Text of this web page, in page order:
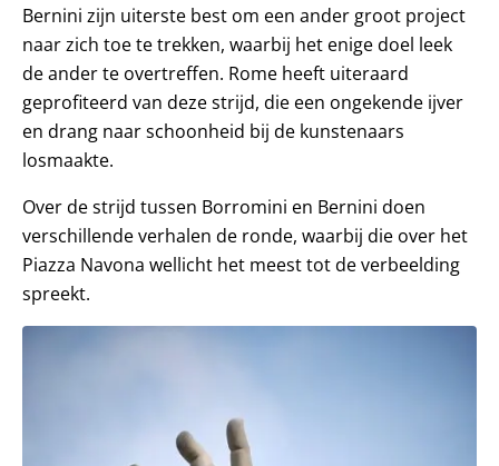
Bernini zijn uiterste best om een ander groot project
naar zich toe te trekken, waarbij het enige doel leek
de ander te overtreffen. Rome heeft uiteraard
geprofiteerd van deze strijd, die een ongekende ijver
en drang naar schoonheid bij de kunstenaars
losmaakte.
Over de strijd tussen Borromini en Bernini doen
verschillende verhalen de ronde, waarbij die over het
Piazza Navona wellicht het meest tot de verbeelding
spreekt.